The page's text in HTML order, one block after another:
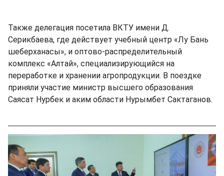
Также делегация посетила ВКТУ имени Д.
Серикбаева, где действует учебный центр «Лу Бань
шеберханасы», и оптово-распределительный
комплекс «Алтай», специализирующийся на
переработке и хранении агропродукции. В поездке
приняли участие министр высшего образования
Саясат Нурбек и аким области Нурымбет Сактаганов.